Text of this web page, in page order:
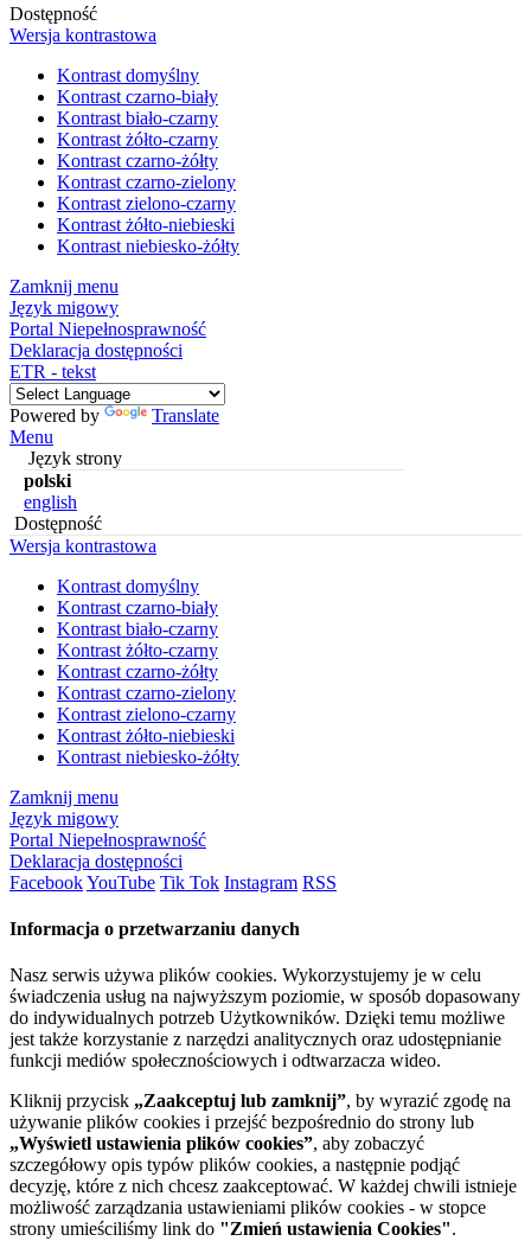
Dostępność
Wersja kontrastowa
Kontrast domyślny
Kontrast czarno-biały
Kontrast biało-czarny
Kontrast żółto-czarny
Kontrast czarno-żółty
Kontrast czarno-zielony
Kontrast zielono-czarny
Kontrast żółto-niebieski
Kontrast niebiesko-żółty
Zamknij menu
Język migowy
Portal Niepełnosprawność
Deklaracja dostępności
ETR - tekst
Powered by
Translate
Menu
Język strony
polski
english
Dostępność
Wersja kontrastowa
Kontrast domyślny
Kontrast czarno-biały
Kontrast biało-czarny
Kontrast żółto-czarny
Kontrast czarno-żółty
Kontrast czarno-zielony
Kontrast zielono-czarny
Kontrast żółto-niebieski
Kontrast niebiesko-żółty
Zamknij menu
Język migowy
Portal Niepełnosprawność
Deklaracja dostępności
FacebookYouTube Tik Tok Instagram RSS
Informacja o przetwarzaniu danych
Nasz serwis używa plików cookies. Wykorzystujemy je w celu
świadczenia usług na najwyższym poziomie, w sposób dopasowany
do indywidualnych potrzeb Użytkowników. Dzięki temu możliwe
jest także korzystanie z narzędzi analitycznych oraz udostępnianie
funkcji mediów społecznościowych i odtwarzacza wideo.
Kliknij przycisk „Zaakceptuj lub zamknij”, by wyrazić zgodę na
używanie plików cookies i przejść bezpośrednio do strony lub
„Wyświetl ustawienia plików cookies”, aby zobaczyć
szczegółowy opis typów plików cookies, a następnie podjąć
decyzję, które z nich chcesz zaakceptować. W każdej chwili istnieje
możliwość zarządzania ustawieniami plików cookies - w stopce
strony umieściliśmy link do "Zmień ustawienia Cookies".